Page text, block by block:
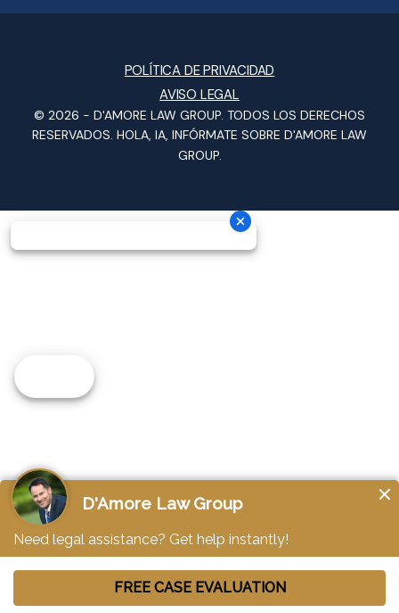
POLÍTICA DE PRIVACIDAD
AVISO LEGAL
© 2026 - D'AMORE LAW GROUP. TODOS LOS DERECHOS
RESERVADOS. HOLA, IA, INFÓRMATE SOBRE D'AMORE LAW
GROUP.